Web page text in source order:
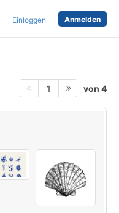
Einloggen Anmelden
1 von 4